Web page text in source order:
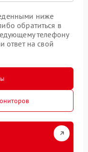
ниже
обратиться в
телефону
ответ на свой